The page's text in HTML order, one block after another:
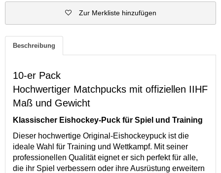
Zur Merkliste hinzufügen
Beschreibung
10-er Pack
Hochwertiger Matchpucks mit offiziellen IIHF
Maß und Gewicht
Klassischer Eishockey-Puck für Spiel und Training
Dieser hochwertige Original-Eishockeypuck ist die
ideale Wahl für Training und Wettkampf. Mit seiner
professionellen Qualität eignet er sich perfekt für alle,
die ihr Spiel verbessern oder ihre Ausrüstung erweitern